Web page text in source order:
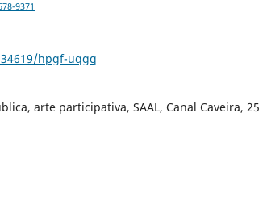
9371
hpgf-uqgq
arte participativa, SAAL, Canal Caveira, 25